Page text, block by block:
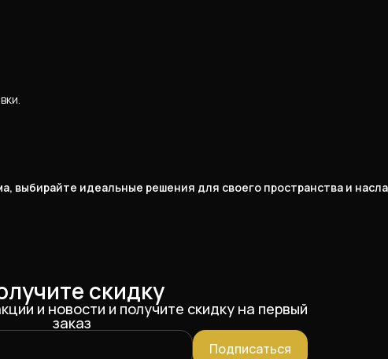
выбирайте идеальные решения для своего пространства и
скидку
и новости и получите скидку на первый
заказ
Подписаться